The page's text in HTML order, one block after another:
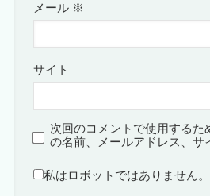
メール ※
サイト
次回のコメントで使用するた
の名前、メールアドレス、サ
私はロボットではありません。